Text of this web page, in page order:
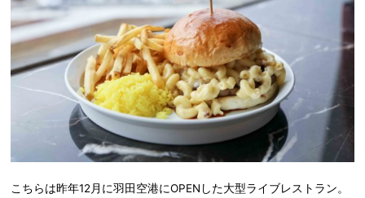
こちらは昨年12月に羽田空港にOPENした大型ライブレストラン。